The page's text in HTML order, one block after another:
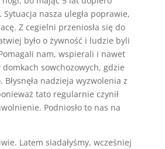
Sytuacja nasza uległa poprawie,
Z cegielni przeniosła się do
było o żywność i ludzie byli
nam, wspierali i nawet
domkach sowchozowych, gdzie
Błysnęła nadzieja wyzwolenia z
tato regularnie czynił
Podniosło to nas na
Latem siadałyśmy, wcześniej